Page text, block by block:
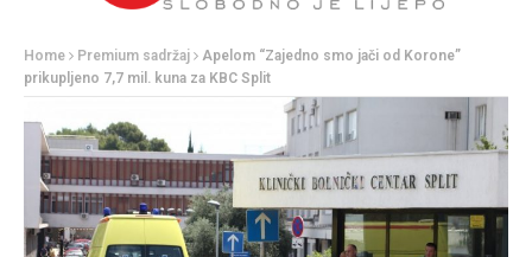
Home Premium sadržaj
Apelom “Zajedno smo jači od Korone”
prikupljeno 7,7 mil. kuna za KBC Split